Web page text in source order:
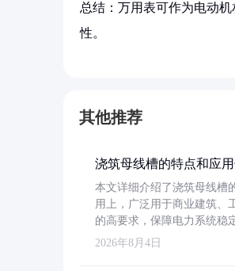
总结：万用表可作为电动
性。
其他推荐
浇筑母线槽的特点和应
本文详细介绍了浇筑母线槽
用上，广泛用于商业建筑、
的高要求，保障电力系统稳
2026年8月4日